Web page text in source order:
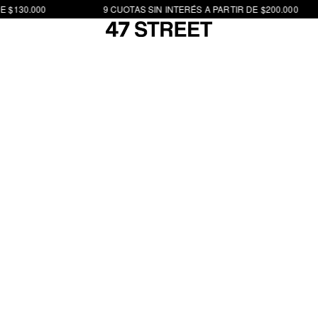
$130.000 9 CUOTAS SIN INTERÉS A PARTIR DE $200.000